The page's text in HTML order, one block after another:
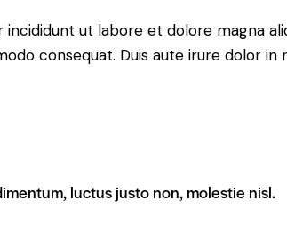
ut labore et dolore magna
consequat. Duis aute irure dolor in
luctus justo non, molestie nisl.